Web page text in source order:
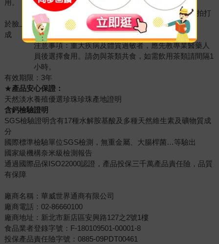
用。
(2)外用：將少許珍珠粉與化妝水、乳液混合後，拍打
於臉上(請勿與A酸、果酸類保養品一起使用)。
成 分：100%天然珍珠粉(奈米級粉末)
注意事項：重大疾病及體質過敏者，應先教專業醫藥人
員後選擇食用。請勿與茶類共食，如需飲用茶類請間隔1
小時。
有效期限：3年
★產品安心保證：
天然淡水養殖優選珍珠珍珠產地證明
含鈣檢驗證明
SGS檢驗證明含有17種水解胺基酸及多種天然維生素及礦物質成
分
國際標準檢驗單位SGS檢測，無重金屬、大腸桿菌…等驗出
國家級機構奈米級檢測報告
通過國際品保ISO22000認證，產品投保三千萬產品責任險，品質
有保障
廠商名稱：華威世界通商有限公司
廠商電話：02-86660100
廠商地址：新北市新店區安興路127之2號1樓
食品業者登錄字號：F-180109501-00001-8
投保產品責任險字號：0885-09PDT00461